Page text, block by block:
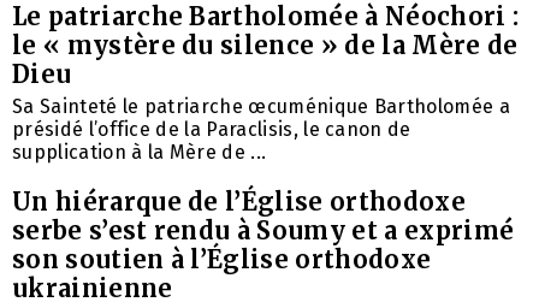
Le patriarche Bartholomée à Néochori :
le « mystère du silence » de la Mère de
Dieu
Sa Sainteté le patriarche œcuménique Bartholomée a
présidé l’office de la Paraclisis, le canon de
supplication à la Mère de ...
Un hiérarque de l’Église orthodoxe
serbe s’est rendu à Soumy et a exprimé
son soutien à l’Église orthodoxe
ukrainienne